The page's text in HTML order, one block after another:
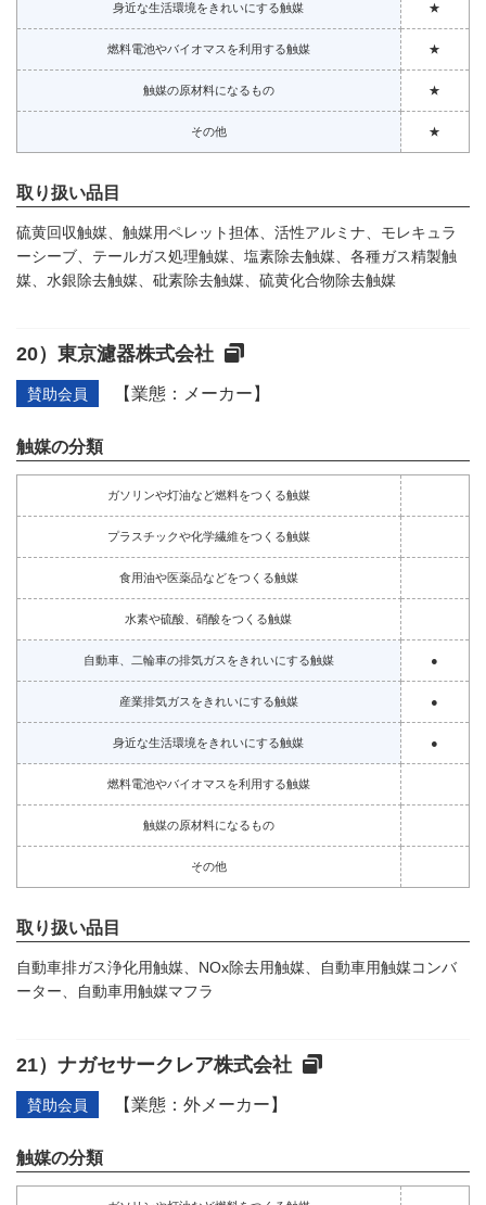
身近な生活環境をきれいにする触媒
燃料電池やバイオマスを利用する触媒
触媒の原材料になるもの
その他
★
★
★
★
取り扱い品目
硫黄回収触媒、触媒用ペレット担体、活性アルミナ、モレキュラ
ーシーブ、テールガス処理触媒、塩素除去触媒、各種ガス精製触
媒、水銀除去触媒、砒素除去触媒、硫黄化合物除去触媒
東京濾器株式会社
賛助会員 【業態：メーカー】
触媒の分類
ガソリンや灯油など燃料をつくる触媒
プラスチックや化学繊維をつくる触媒
食用油や医薬品などをつくる触媒
水素や硫酸、硝酸をつくる触媒
自動車、二輪車の排気ガスをきれいにする触媒
産業排気ガスをきれいにする触媒
身近な生活環境をきれいにする触媒
燃料電池やバイオマスを利用する触媒
触媒の原材料になるもの
その他
●
●
●
取り扱い品目
自動車排ガス浄化用触媒、NOx除去用触媒、自動車用触媒コンバ
ーター、自動車用触媒マフラ
ナガセサークレア株式会社
賛助会員 【業態：外メーカー】
触媒の分類